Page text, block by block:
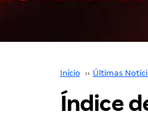
Início ›› Últimas
Índice